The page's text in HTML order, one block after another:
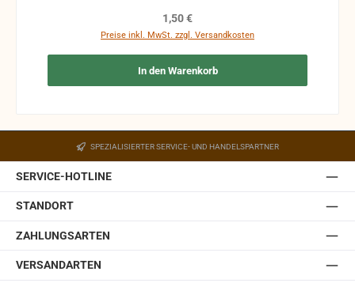
Funktion nicht mehr gewährleistet werden und die
Regulärer Preis:
1,50 €
Preise inkl. MwSt. zzgl. Versandkosten
In den Warenkorb
SPEZIALISIERTER SERVICE- UND HANDELSPARTNER
SERVICE-HOTLINE
STANDORT
ZAHLUNGSARTEN
VERSANDARTEN